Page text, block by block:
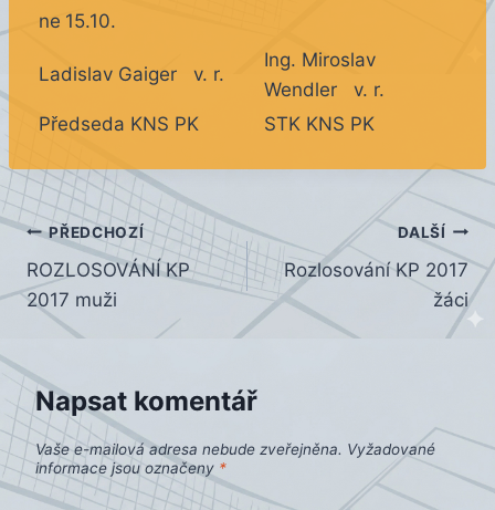
ne 15.10.
Ladislav Gaiger v. r.
Ing. Miroslav
Wendler v. r.
Předseda KNS PK
STK KNS PK
Navigace
pro
příspěvek
PŘEDCHOZÍ
ROZLOSOVÁNÍ KP
2017 muži
DALŠÍ
Rozlosování KP 2017
žáci
Napsat komentář
Vaše e-mailová adresa nebude zveřejněna. Vyžadované
informace jsou označeny *